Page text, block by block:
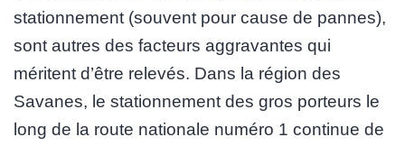
stationnement (souvent pour cause de pannes),
sont autres des facteurs aggravantes qui
méritent d’être relevés. Dans la région des
Savanes, le stationnement des gros porteurs le
long de la route nationale numéro 1 continue de